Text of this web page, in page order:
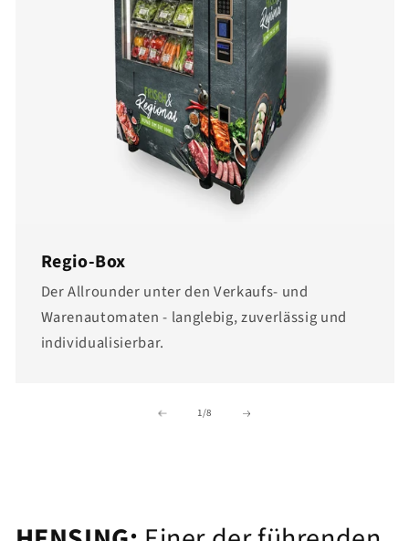
Regio-Box
Der Allrounder unter den Verkaufs- und
Warenautomaten - langlebig, zuverlässig und
individualisierbar.
1/von
8